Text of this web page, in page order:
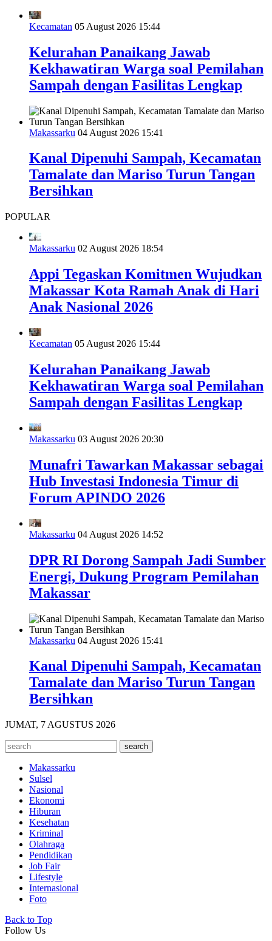
Kecamatan 05 August 2026 15:44
Kelurahan Panaikang Jawab
Kekhawatiran Warga soal Pemilahan
Sampah dengan Fasilitas Lengkap
Makassarku 04 August 2026 15:41
Kanal Dipenuhi Sampah, Kecamatan
Tamalate dan Mariso Turun Tangan
Bersihkan
POPULAR
Makassarku 02 August 2026 18:54
Appi Tegaskan Komitmen Wujudkan
Makassar Kota Ramah Anak di Hari
Anak Nasional 2026
Kecamatan 05 August 2026 15:44
Kelurahan Panaikang Jawab
Kekhawatiran Warga soal Pemilahan
Sampah dengan Fasilitas Lengkap
Makassarku 03 August 2026 20:30
Munafri Tawarkan Makassar sebagai
Hub Investasi Indonesia Timur di
Forum APINDO 2026
Makassarku 04 August 2026 14:52
DPR RI Dorong Sampah Jadi Sumber
Energi, Dukung Program Pemilahan
Makassar
Makassarku 04 August 2026 15:41
Kanal Dipenuhi Sampah, Kecamatan
Tamalate dan Mariso Turun Tangan
Bersihkan
JUMAT, 7 AGUSTUS 2026
Makassarku
Sulsel
Nasional
Ekonomi
Hiburan
Kesehatan
Kriminal
Olahraga
Pendidikan
Job Fair
Lifestyle
Internasional
Foto
Back to Top
Follow Us